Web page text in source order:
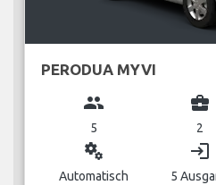
PERODUA MYVI
group
5
business_center
2
miscellaneous_services
Automatisch
login
5